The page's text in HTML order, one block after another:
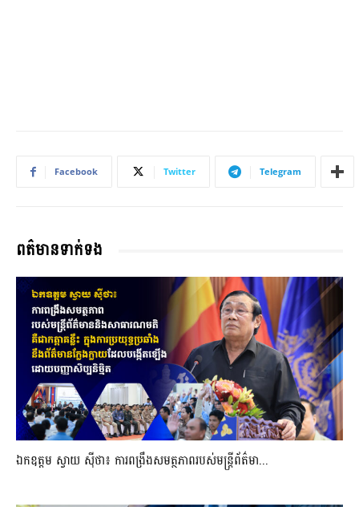
Facebook Twitter Telegram
ពត៌មានទាក់ទង
ឯកឧត្តម ស្វាយ ស៊ីថា៖ ការពង្រឹងសមត្ថភាពរបស់មន្ត្រីព័ត៌មា...